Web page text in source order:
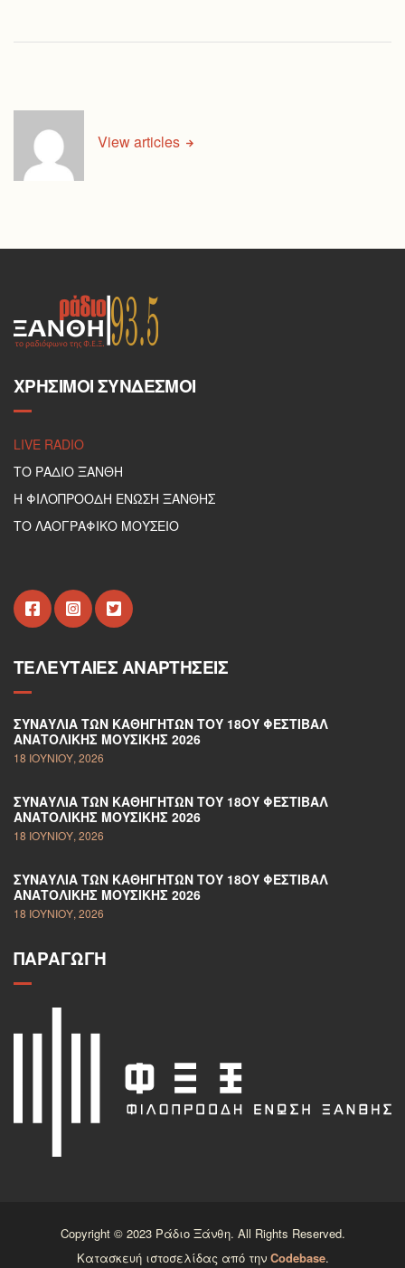
View articles
ΧΡΉΣΙΜΟΙ ΣΎΝΔΕΣΜΟΙ
LIVE RADIO
ΤΟ ΡΑΔΙΟ ΞΑΝΘΗ
Η ΦΙΛΟΠΡΟΟΔΗ ΕΝΩΣΗ ΞΑΝΘΗΣ
ΤΟ ΛΑΟΓΡΑΦΙΚΟ ΜΟΥΣΕΙΟ
ΤΕΛΕΥΤΑΊΕΣ ΑΝΑΡΤΉΣΕΙΣ
ΣΥΝΑΥΛΊΑ ΤΩΝ ΚΑΘΗΓΗΤΏΝ ΤΟΥ 18ΟΥ ΦΕΣΤΙΒΆΛ
ΑΝΑΤΟΛΙΚΉΣ ΜΟΥΣΙΚΉΣ 2026
18 ΙΟΥΝΊΟΥ, 2026
ΣΥΝΑΥΛΊΑ ΤΩΝ ΚΑΘΗΓΗΤΏΝ ΤΟΥ 18ΟΥ ΦΕΣΤΙΒΆΛ
ΑΝΑΤΟΛΙΚΉΣ ΜΟΥΣΙΚΉΣ 2026
18 ΙΟΥΝΊΟΥ, 2026
ΣΥΝΑΥΛΊΑ ΤΩΝ ΚΑΘΗΓΗΤΏΝ ΤΟΥ 18ΟΥ ΦΕΣΤΙΒΆΛ
ΑΝΑΤΟΛΙΚΉΣ ΜΟΥΣΙΚΉΣ 2026
18 ΙΟΥΝΊΟΥ, 2026
ΠΑΡΑΓΩΓΉ
Copyright © 2023 Ράδιο Ξάνθη. All Rights Reserved.
Κατασκευή ιστοσελίδας από την Codebase.